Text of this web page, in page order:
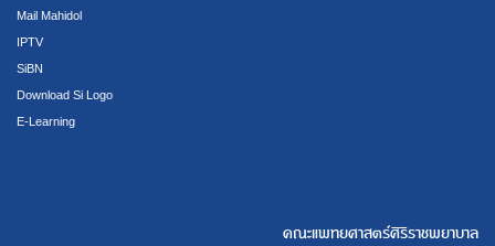
Mail Mahidol
IPTV
SiBN
Download Si Logo
E-Learning
คณะแพทยศาสตร์ศิริราชพยาบาล